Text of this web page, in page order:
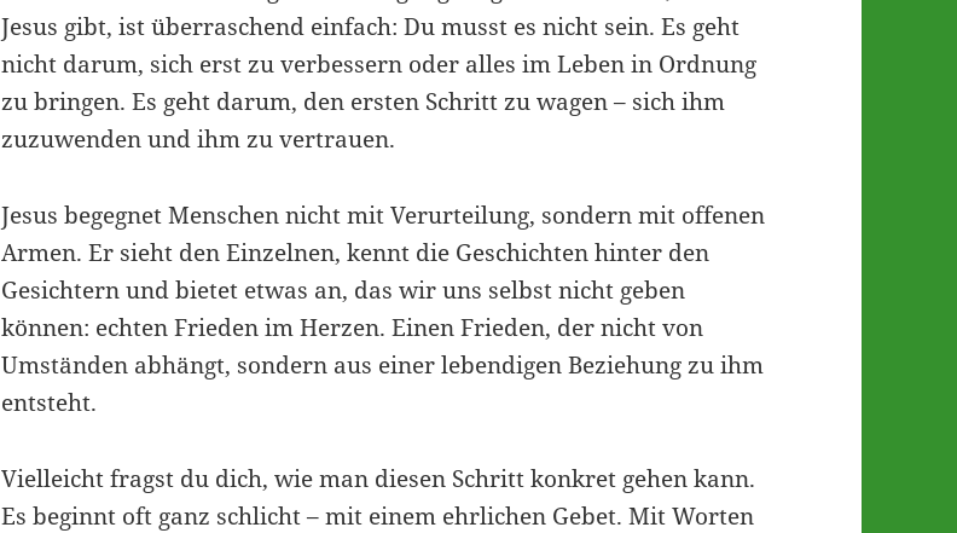
Jesus gibt, ist überraschend einfach: Du musst es nicht sein. Es geht
nicht darum, sich erst zu verbessern oder alles im Leben in Ordnung
zu bringen. Es geht darum, den ersten Schritt zu wagen – sich ihm
zuzuwenden und ihm zu vertrauen.
Jesus begegnet Menschen nicht mit Verurteilung, sondern mit offenen
Armen. Er sieht den Einzelnen, kennt die Geschichten hinter den
Gesichtern und bietet etwas an, das wir uns selbst nicht geben
können: echten Frieden im Herzen. Einen Frieden, der nicht von
Umständen abhängt, sondern aus einer lebendigen Beziehung zu ihm
entsteht.
Vielleicht fragst du dich, wie man diesen Schritt konkret gehen kann.
Es beginnt oft ganz schlicht – mit einem ehrlichen Gebet. Mit Worten